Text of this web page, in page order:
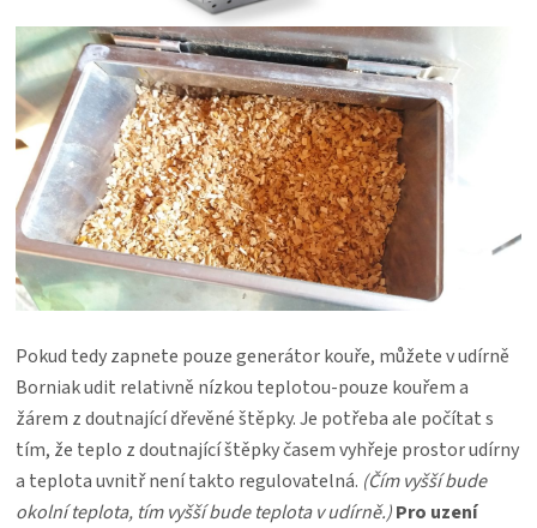
Pokud tedy zapnete pouze generátor kouře, můžete v udírně
Borniak udit relativně nízkou teplotou-pouze kouřem a
žárem z doutnající dřevěné štěpky. Je potřeba ale počítat s
tím, že teplo z doutnající štěpky časem vyhřeje prostor udírny
a teplota uvnitř není takto regulovatelná. (Čím vyšší bude
okolní teplota, tím vyšší bude teplota v udírně.)Pro uzení